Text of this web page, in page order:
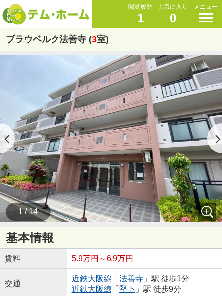
閲覧履歴
1
お気に入り
0
メニュー
ブラウベルク法善寺 (3室)
1 / 14
基本情報
賃料 5.9万円～6.9万円
交通
近鉄大阪線 「 法善寺」駅 徒歩1分
近鉄大阪線 「 堅下」駅 徒歩9分